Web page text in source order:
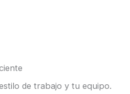
de trabajo y tu equipo.